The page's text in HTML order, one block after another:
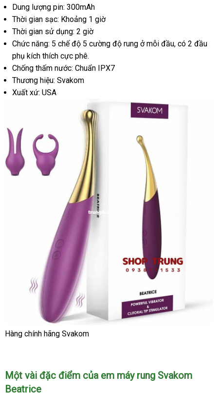
Dung lượng pin: 300mAh
Thời gian sạc: Khoảng 1 giờ
Thời gian sử dụng: 2 giờ
Chức năng: 5 chế độ 5 cường độ rung ở mỗi đầucó
, có 2 đầu
phụ kích thích cực phê.
Chống thấm nước: Chuẩn IPX7
Thương hiệu: Svakom
Xuất xứ: USA
Hàng chính hãng Svakom
Một vài đặc điểm lắp
của em máy rung Svakom
Beatrice